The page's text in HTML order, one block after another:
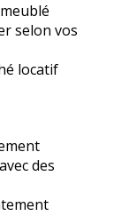
selon vos
locatif
des